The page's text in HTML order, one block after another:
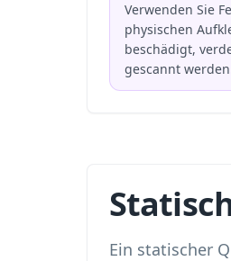
Verwenden Sie
physischen
beschädigt,
gescannt
Ein statischer